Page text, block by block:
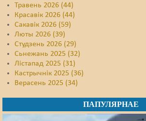
Травень 2026 (44)
Красавік 2026 (44)
Сакавік 2026 (59)
Люты 2026 (39)
Студзень 2026 (29)
Сьнежань 2025 (32)
Лістапад 2025 (31)
Кастрычнік 2025 (36)
Верасень 2025 (34)
ПАПУЛЯРНАЕ